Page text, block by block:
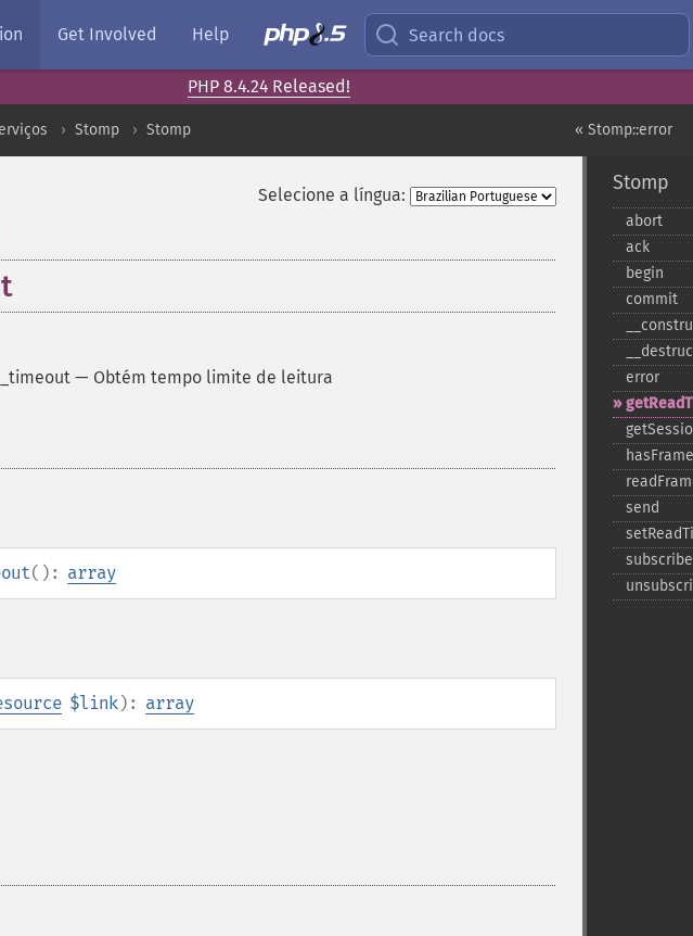
Get Involved Help Search docs
PHP 8.4.24 Released!
« Stomp::error
Stomp Stomp
Selecione a língua:
— Obtém tempo limite de leitura
(): array
$link): array
Stomp
abort
ack
begin
commit
error
hasFrame
send
subscribe